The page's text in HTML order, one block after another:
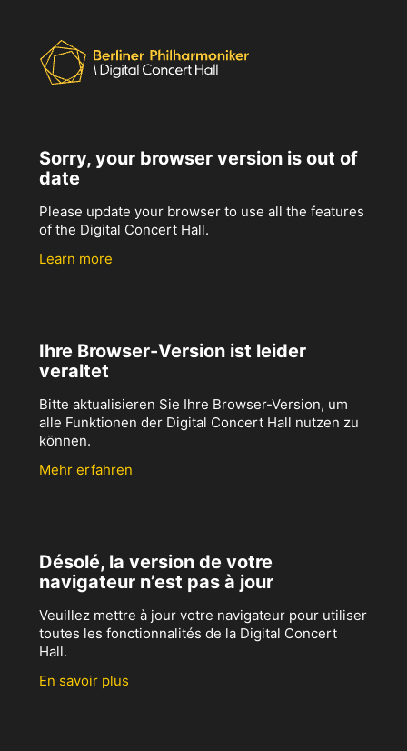
Sorry, your browser version is out of
date
Please update your browser to use all the features
of the Digital Concert Hall.
Learn more
Ihre Browser-Version ist leider
veraltet
Bitte aktualisieren Sie Ihre Browser-Version, um
alle Funktionen der Digital Concert Hall nutzen zu
können.
Mehr erfahren
Désolé, la version de votre
navigateur n’est pas à jour
Veuillez mettre à jour votre navigateur pour utiliser
toutes les fonctionnalités de la Digital Concert
Hall.
En savoir plus